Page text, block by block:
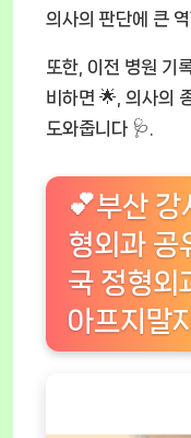
의사의 판단에 큰
또한, 이전 병원 기
비하면 🌟, 의사의
도와줍니다 🩺.
💕부산 강
형외과 공
국 정형외
아프지말